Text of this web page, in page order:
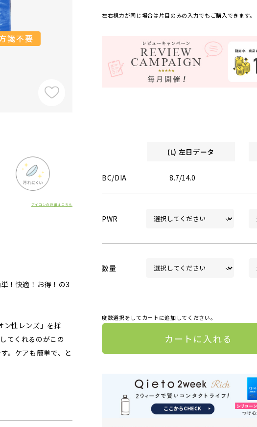
アイコンの詳細はこちら
！快適！お得！の3
ン性レンズ」を採
てくれるのがこの
。ケアも簡単で、と
左右視力が同じ場合は片目のみの入力でもご購入できます。
(L) 左目データ
BC/DIA 8.7/14.0
PWR
数量
度数選択をしてカートに追加してください。
カートに入れる